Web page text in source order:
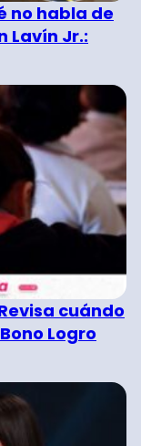
no habla de
Lavín Jr.:
cuándo
Logro